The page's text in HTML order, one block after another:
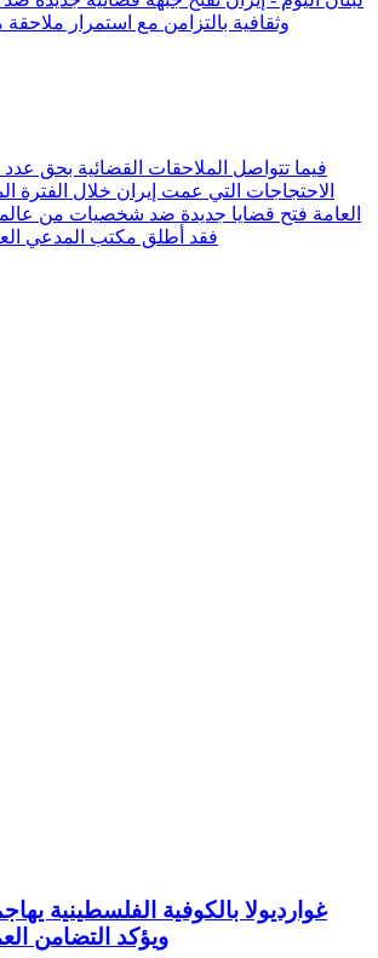
فيما تتواصل الملاحقات القضائية بحق
الاحتجاجات التي عمت إيران خلال الفترة
العامة فتح قضايا جديدة ضد شخصيات من
فقد أطلق مكتب المدعي
غوارديولا بالكوفية الفلسطينية
ويؤكد التضامن